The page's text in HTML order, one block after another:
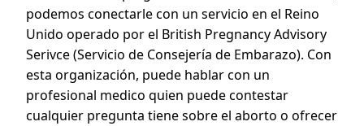
podemos conectarle con un servicio en el Reino
Unido operado por el British Pregnancy Advisory
Serivce (Servicio de Consejería de Embarazo). Con
esta organización, puede hablar con un
profesional medico quien puede contestar
cualquier pregunta tiene sobre el aborto o ofrecer